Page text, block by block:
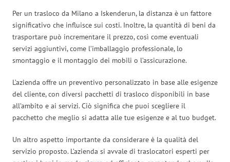
Per un trasloco da Milano a Iskenderun, la distanza è un fattore
significativo che influisce sui costi. Inoltre, la quantità di beni da
trasportare può incrementare il prezzo, così come eventuali
servizi aggiuntivi, come l’imballaggio professionale, lo
smontaggio e il montaggio dei mobili o l’assicurazione.
L’azienda offre un preventivo personalizzato in base alle esigenze
del cliente, con diversi pacchetti di trasloco disponibili in base
all’ambito e ai servizi. Ciò significa che puoi scegliere il
pacchetto che meglio si adatta alle tue esigenze e al tuo budget.
Un altro aspetto importante da considerare è la qualità del
servizio proposto. L’azienda si avvale di traslocatori esperti per